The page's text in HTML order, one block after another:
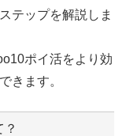
テップを解説しま
ポイ活をより効
きます。